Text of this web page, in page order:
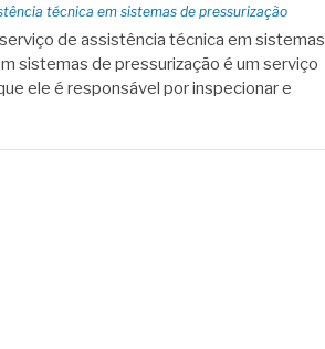
técnica em sistemas de pressurização
de assistência técnica em sistemas
sistemas de pressurização é um serviço
ele é responsável por inspecionar e